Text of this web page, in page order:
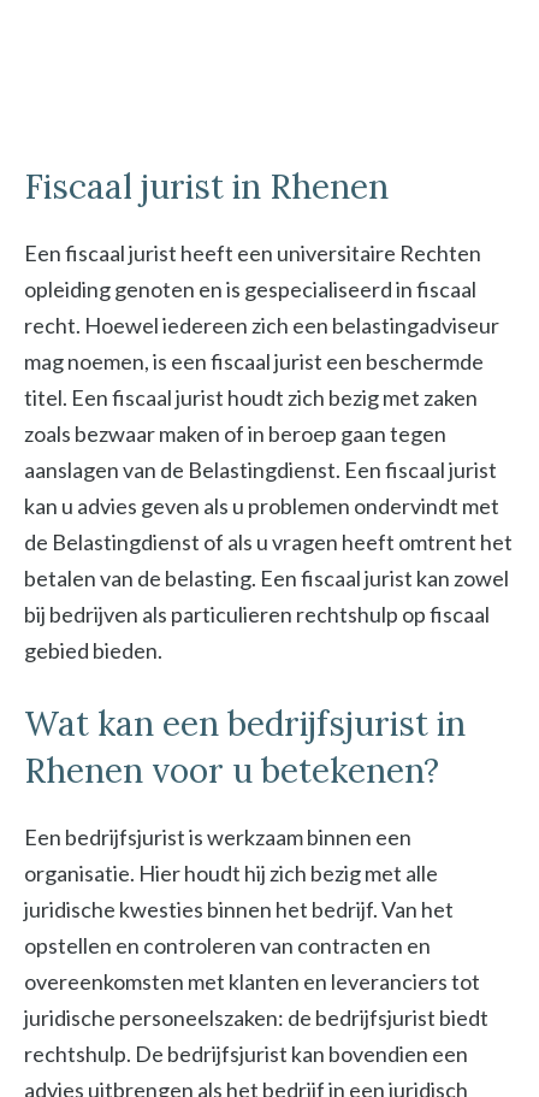
Fiscaal jurist in Rhenen
Een fiscaal jurist heeft een universitaire Rechten
opleiding genoten en is gespecialiseerd in fiscaal
recht. Hoewel iedereen zich een belastingadviseur
mag noemen, is een fiscaal jurist een beschermde
titel. Een fiscaal jurist houdt zich bezig met zaken
zoals bezwaar maken of in beroep gaan tegen
aanslagen van de Belastingdienst. Een fiscaal jurist
kan u advies geven als u problemen ondervindt met
de Belastingdienst of als u vragen heeft omtrent het
betalen van de belasting. Een fiscaal jurist kan zowel
bij bedrijven als particulieren rechtshulp op fiscaal
gebied bieden.
Wat kan een bedrijfsjurist in
Rhenen voor u betekenen?
Een bedrijfsjurist is werkzaam binnen een
organisatie. Hier houdt hij zich bezig met alle
juridische kwesties binnen het bedrijf. Van het
opstellen en controleren van contracten en
overeenkomsten met klanten en leveranciers tot
juridische personeelszaken: de bedrijfsjurist biedt
rechtshulp. De bedrijfsjurist kan bovendien een
advies uitbrengen als het bedrijf in een juridisch